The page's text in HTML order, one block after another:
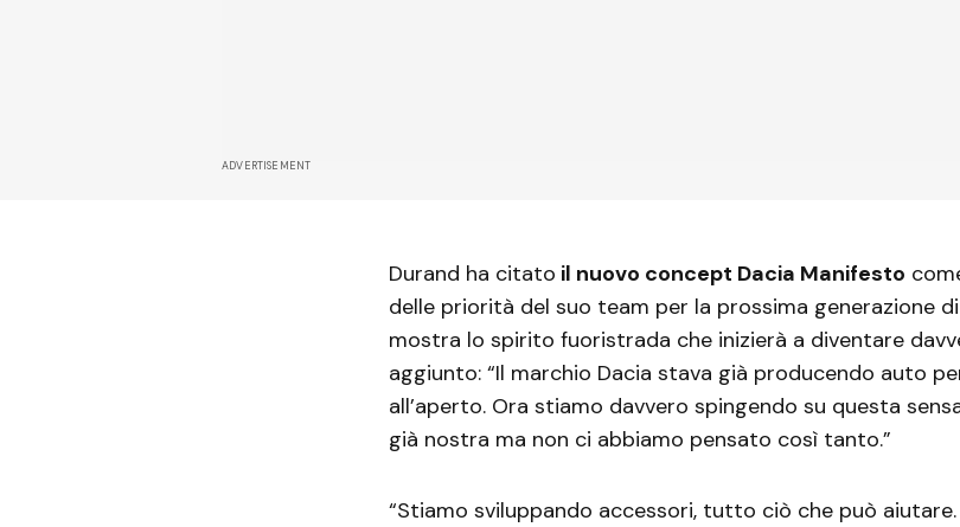
ADVERTISEMENT
Durand ha citato il nuovo concept Dacia Manifesto
delle priorità del suo team per la prossima generazione
mostra lo spirito fuoristrada che inizierà a diventare
aggiunto: “Il marchio Dacia stava già producendo auto
all’aperto. Ora stiamo davvero spingendo su questa
già nostra ma non ci abbiamo pensato così tanto.”
“Stiamo sviluppando accessori, tutto ciò che può